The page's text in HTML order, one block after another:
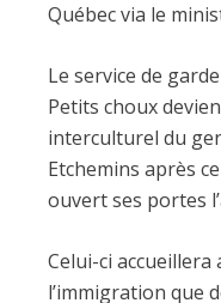
Québec via le
Le service de
Petits choux
interculturel du
Etchemins après
ouvert ses portes
Celui-ci
l’immigration que